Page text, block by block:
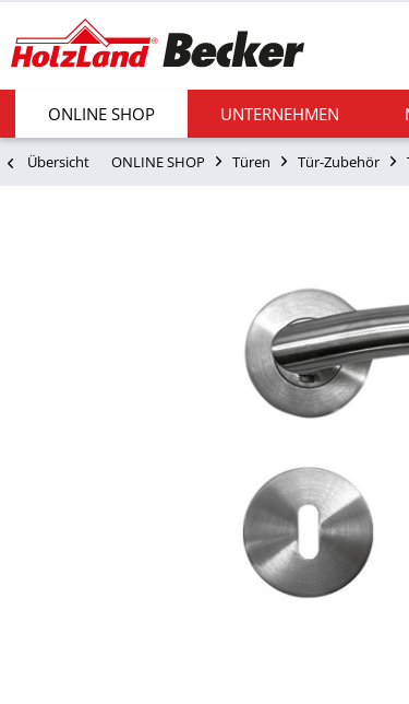
ONLINE SHOP UNTERNEHMEN
Übersicht ONLINE SHOP Türen Tür-Zubehör